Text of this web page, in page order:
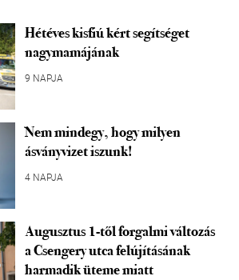
Hétéves kisfiú kért segítséget
nagymamájának
9 NAPJA
Nem mindegy, hogy milyen
ásványvizet iszunk!
4 NAPJA
Augusztus 1-től forgalmi változás
a Csengery utca felújításának
harmadik üteme miatt